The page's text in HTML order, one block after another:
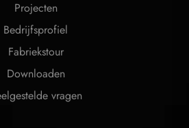
Projecten
Bedrijfsprofiel
Fabriekstour
Downloaden
vragen